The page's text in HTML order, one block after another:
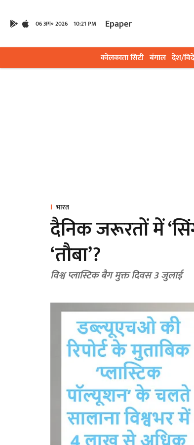
06 अग॰ 2026 10:21 PM Epaper
कोलकाता सिटी बंगाल देश/
भारत
दैनिक जरूरतों में
‘तौबा’?
विश्व प्लास्टिक बैग मुक्त दिवस 3 जुलाई